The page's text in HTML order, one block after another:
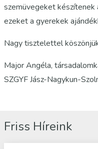
szemüvegeket készítenek
ezeket a gyerekek
Nagy tisztelettel
Major Angéla,
SZGYF Jász-Nagykun-
Friss Híreink